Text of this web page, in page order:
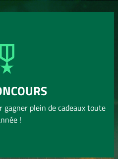
gagner plein de cadeaux toute
!